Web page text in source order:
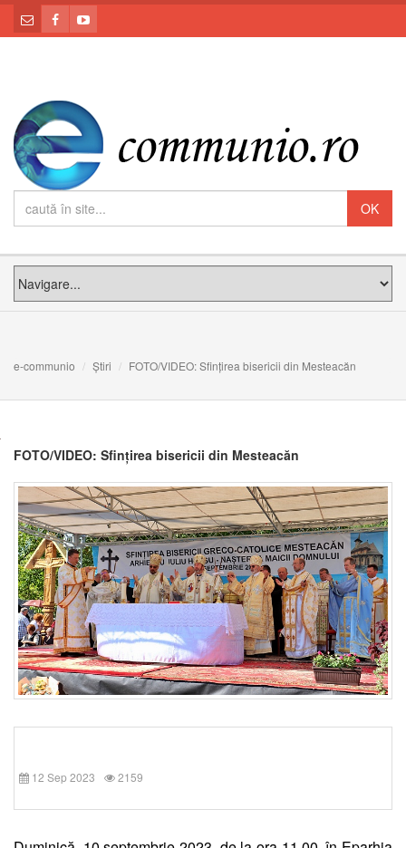
e-communio Știri FOTO/VIDEO: Sfințirea bisericii din Mesteacăn
FOTO/VIDEO: Sfințirea bisericii din Mesteacăn
12 Sep 2023 2159